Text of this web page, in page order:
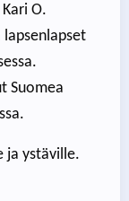
O.
lapsenlapset
Suomea
ja ystäville.